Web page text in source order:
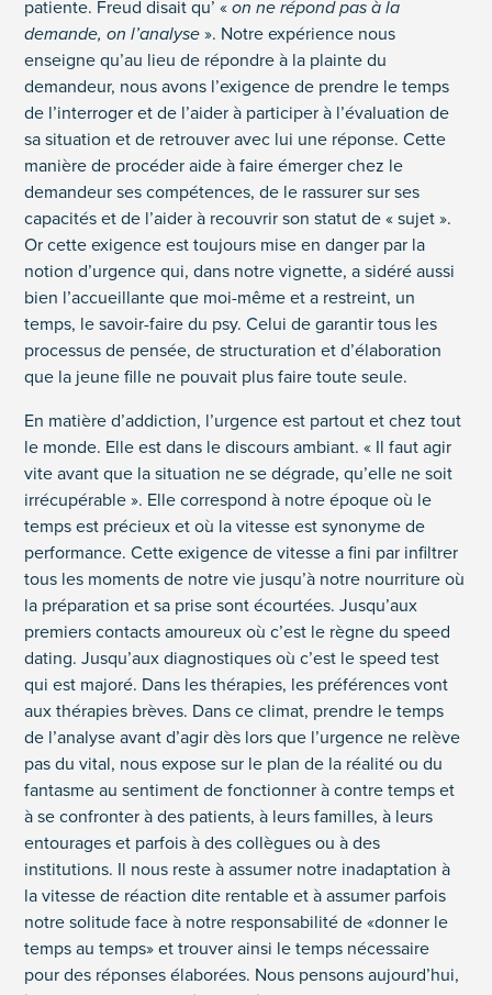
patiente. Freud disait qu’ «on ne répond pas à la
demande, on l’analyse». Notre expérience nous
enseigne qu’au lieu de répondre à la plainte du
demandeur, nous avons l’exigence de prendre le temps
de l’interroger et de l’aider à participer à l’évaluation de
sa situation et de retrouver avec lui une réponse. Cette
manière de procéder aide à faire émerger chez le
demandeur ses compétences, de le rassurer sur ses
capacités et de l’aider à recouvrir son statut de « sujet ».
Or cette exigence est toujours mise en danger par la
notion d’urgence qui, dans notre vignette, a sidéré aussi
bien l’accueillante que moi-même et a restreint, un
temps, le savoir-faire du psy. Celui de garantir tous les
processus de pensée, de structuration et d’élaboration
que la jeune fille ne pouvait plus faire toute seule.
En matière d’addiction, l’urgence est partout et chez tout
le monde. Elle est dans le discours ambiant. « Il faut agir
vite avant que la situation ne se dégrade, qu’elle ne soit
irrécupérable ». Elle correspond à notre époque où le
temps est précieux et où la vitesse est synonyme de
performance. Cette exigence de vitesse a fini par infiltrer
tous les moments de notre vie jusqu’à notre nourriture où
la préparation et sa prise sont écourtées. Jusqu’aux
premiers contacts amoureux où c’est le règne du speed
dating. Jusqu’aux diagnostiques où c’est le speed test
qui est majoré. Dans les thérapies, les préférences vont
aux thérapies brèves. Dans ce climat, prendre le temps
de l’analyse avant d’agir dès lors que l’urgence ne relève
pas du vital, nous expose sur le plan de la réalité ou du
fantasme au sentiment de fonctionner à contre temps et
à se confronter à des patients, à leurs familles, à leurs
entourages et parfois à des collègues ou à des
institutions. Il nous reste à assumer notre inadaptation à
la vitesse de réaction dite rentable et à assumer parfois
notre solitude face à notre responsabilité de «donner le
temps au temps» et trouver ainsi le temps nécessaire
pour des réponses élaborées. Nous pensons aujourd’hui,